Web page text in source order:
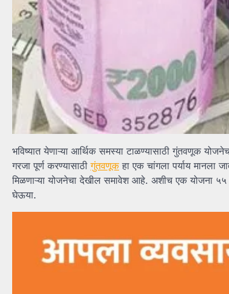
भविष्यात येणाऱ्या आर्थिक समस्या टाळण्यासाठी गुंतवणूक
गरजा पूर्ण करण्यासाठीगुंतवणूकहा एक चांगला पर्याय मानला
मिळणाऱ्या योजनेचा देखील समावेश आहे. अशीच एक योजना
घेऊया.